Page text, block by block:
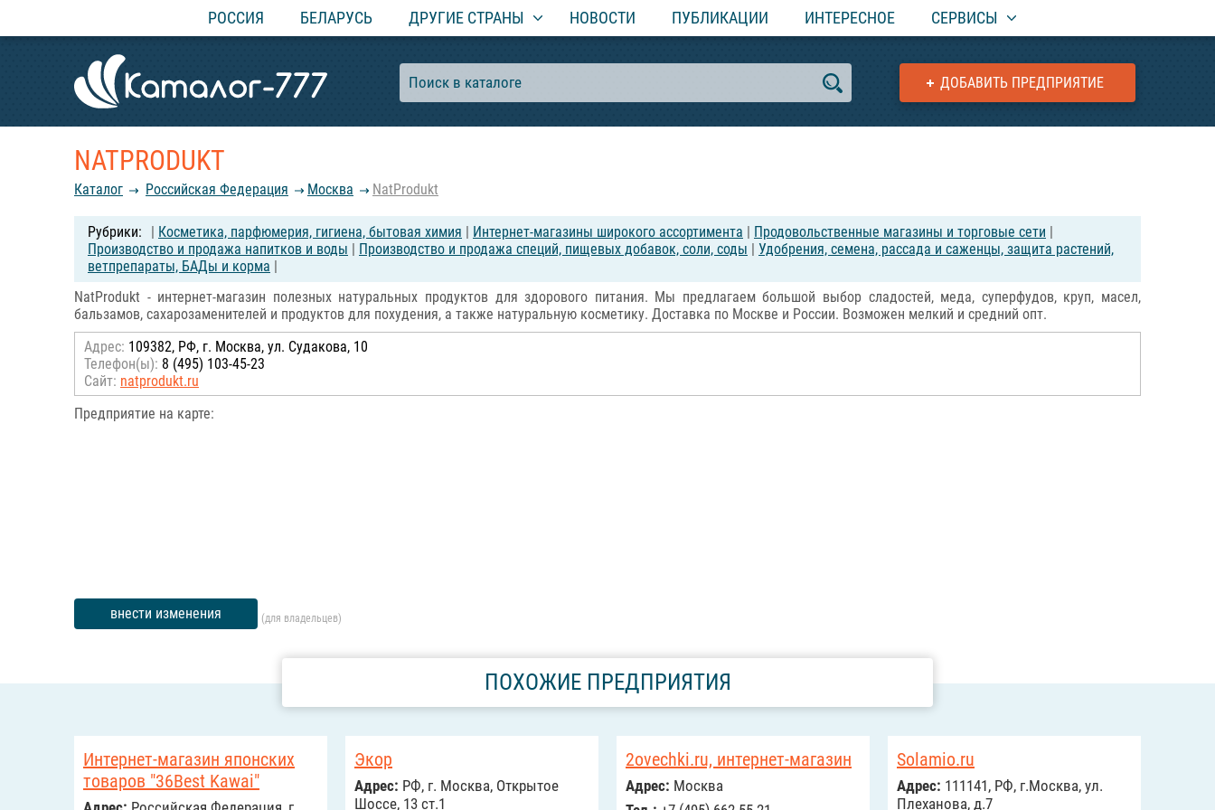
РОССИЯ БЕЛАРУСЬ ДРУГИЕ СТРАНЫ НОВОСТИ ПУБЛИКАЦИИ ИНТЕРЕСНОЕ СЕРВИСЫ
ДОБАВИТЬ ПРЕДПРИЯТИЕ
NATPRODUKT
Каталог Российcкая Федерация Москва NatProdukt
| Косметика, парфюмерия, гигиена, бытовая химия | Интернет-магазины широкого ассортимента | Продовольственные магазины и торговые сети |
Производство и продажа напитков и воды | Производство и продажа специй, пищевых добавок, соли, соды | Удобрения, семена, рассада и саженцы, защита растений,
ветпрепараты, БАДы и корма |
NatProdukt - интернет-магазин полезных натуральных продуктов для здорового питания. Мы предлагаем большой выбор сладостей, меда, суперфудов, круп, масел,
бальзамов, сахарозаменителей и продуктов для похудения, а также натуральную косметику. Доставка по Москве и России. Возможен мелкий и средний опт.
Адрес: 109382, РФ, г. Москва, ул. Судакова, 10
Телефон(ы): 8 (495) 103-45-23
Сайт: natprodukt.ru
Предприятие на карте:
внести изменения (для владельцев)
ПОХОЖИЕ ПРЕДПРИЯТИЯ
Интернет-магазин японских
товаров "36Best Kawai"
Экор
Адрес: РФ, г. Москва, Открытое
Шоссе, 13 ст.1
2ovechki.ru, интернет-магазин
Адрес: Москва
Solamio.ru
Адрес: 111141, РФ, г.Москва, ул.
Плеханова, д.7